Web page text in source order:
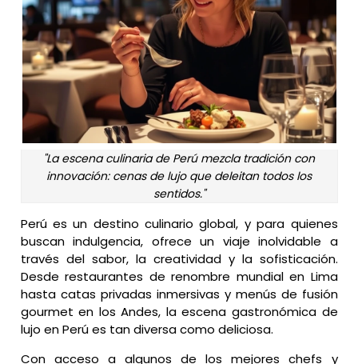
"La escena culinaria de Perú mezcla tradición con
innovación: cenas de lujo que deleitan todos los
sentidos."
Perú es un destino culinario global, y para quienes
buscan indulgencia, ofrece un viaje inolvidable a
través del sabor, la creatividad y la sofisticación.
Desde restaurantes de renombre mundial en Lima
hasta catas privadas inmersivas y menús de fusión
gourmet en los Andes, la escena gastronómica de
lujo en Perú es tan diversa como deliciosa.
Con acceso a algunos de los mejores chefs y